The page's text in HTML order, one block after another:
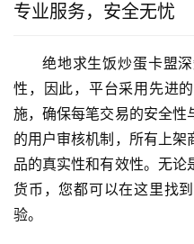
专业服务，安全无忧
绝地求生饭炒蛋卡盟
性，因此，平台采用先进
施，确保每笔交易的安全性
的用户审核机制，所有上架
品的真实性和有效性。无
货币，您都可以在这里找
验。